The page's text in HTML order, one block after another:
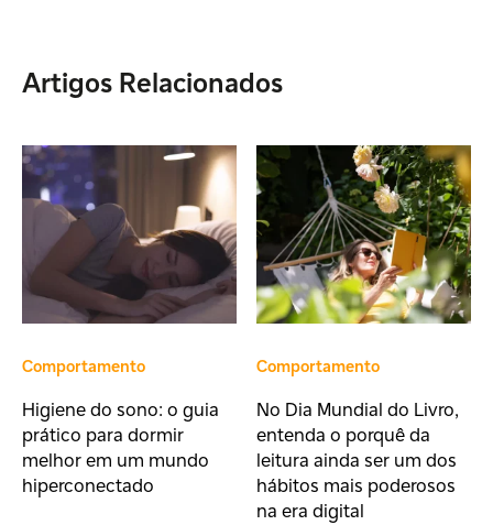
Artigos Relacionados
Comportamento
Higiene do sono: o guia
prático para dormir
melhor em um mundo
hiperconectado
Comportamento
No Dia Mundial do Livro,
entenda o porquê da
leitura ainda ser um dos
hábitos mais poderosos
na era digital